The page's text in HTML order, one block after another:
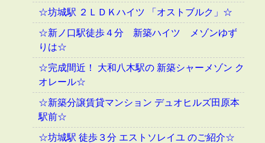
☆坊城駅 ２ＬＤＫハイツ 「オストブルク」☆
☆新ノ口駅徒歩４分 新築ハイツ メゾンゆず
りは☆
☆完成間近！ 大和八木駅の 新築シャーメゾン ク
オレール☆
☆新築分譲賃貸マンション デュオヒルズ田原本
駅前☆
☆坊城駅 徒歩３分 エストソレイユ のご紹介☆